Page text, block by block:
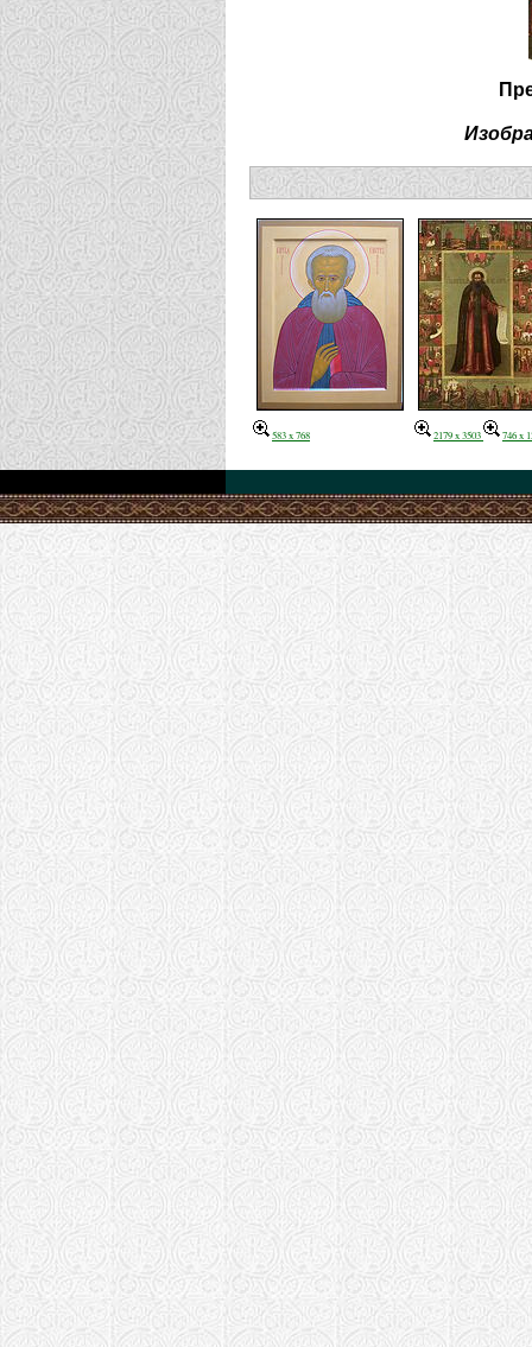
583 x 768 2179 x 3503 746 x